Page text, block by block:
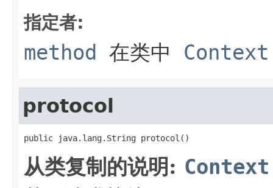
指定者:
method 在类中 Context
protocol
public java.lang.String protocol()
从类复制的说明: Context